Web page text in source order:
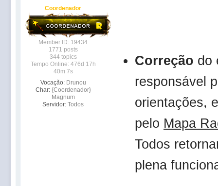
Coordenador
Member ID: 19434
1771 posts
344 topics
Tempo Online: 476d 17h
40m 7s
Vocação: Drunou
Char: {Coordenador}
Magnum
Servidor: Todos
Correção do
responsável
orientações,
pelo Mapa
Todos
plena